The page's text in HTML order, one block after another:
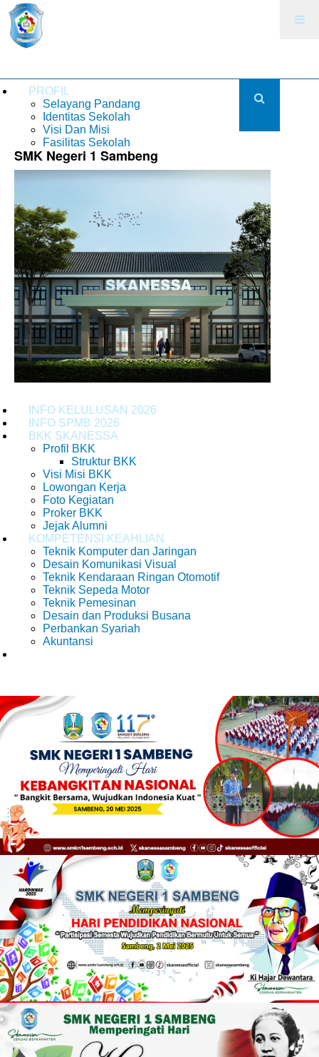
PROFIL
Selayang Pandang
Identitas Sekolah
Visi Dan Misi
Fasilitas Sekolah
SMK Negeri 1 Sambeng
INFO KELULUSAN 2026
INFO SPMB 2026
BKK SKANESSA
Profil BKK
Struktur BKK
Visi Misi BKK
Lowongan Kerja
Foto Kegiatan
Proker BKK
Jejak Alumni
KOMPETENSI KEAHLIAN
Teknik Komputer dan Jaringan
Desain Komunikasi Visual
Teknik Kendaraan Ringan Otomotif
Teknik Sepeda Motor
Teknik Pemesinan
Desain dan Produksi Busana
Perbankan Syariah
Akuntansi